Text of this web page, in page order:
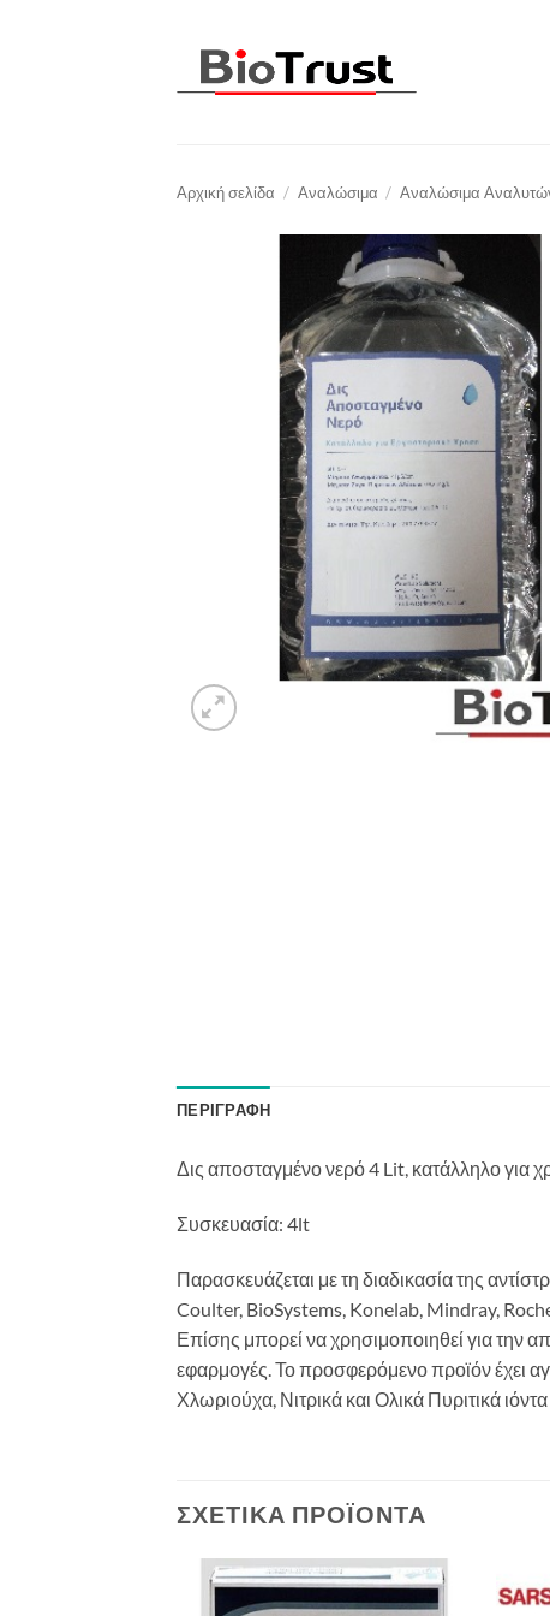
Αρχική σελίδα / Αναλώσιμα / Αναλώσιμα
ΠΕΡΙΓΡΑΦΉ
Δις αποσταγμένο νερό 4 Lit, κατάλληλο για
Συσκευασία: 4lt
Παρασκευάζεται με τη διαδικασία της
Coulter, BioSystems, Konelab, Mindray,
Επίσης μπορεί να χρησιμοποιηθεί για την
εφαρμογές. Το προσφερόμενο προϊόν έχει
Χλωριούχα, Νιτρικά και Ολικά Πυριτικά
ΣΧΕΤΙΚΆ ΠΡΟΪΌΝΤΑ